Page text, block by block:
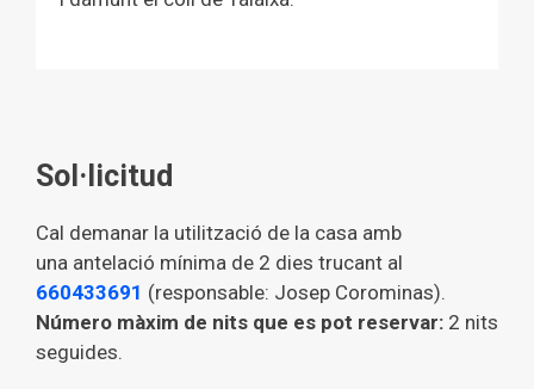
Sol·licitud
Cal demanar la utilització de la casa amb
una antelació mínima de 2 dies trucant al
660433691 (responsable: Josep Corominas).
Número màxim de nits que es pot reservar: 2 nits
seguides.